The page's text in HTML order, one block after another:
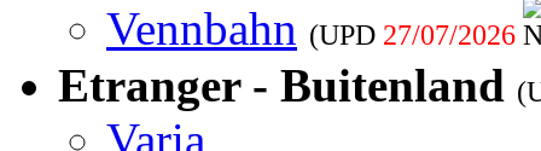
Vennbahn (UPD 27/07/2026
Etranger - Buitenland
Varia